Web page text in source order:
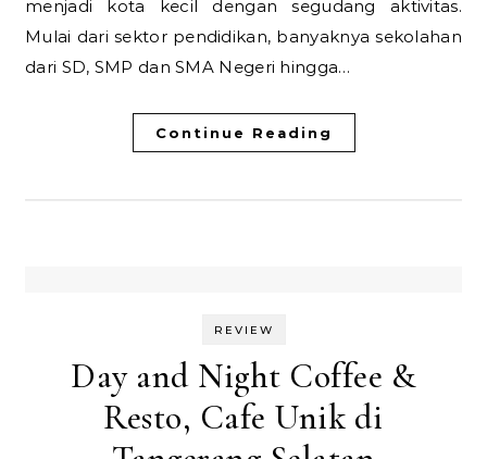
menjadi kota kecil dengan segudang aktivitas.
Mulai dari sektor pendidikan, banyaknya sekolahan
dari SD, SMP dan SMA Negeri hingga…
Continue Reading
REVIEW
Day and Night Coffee &
Resto, Cafe Unik di